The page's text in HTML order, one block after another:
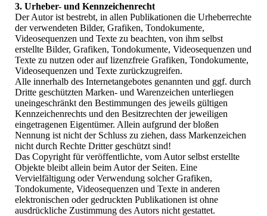
3. Urheber- und Kennzeichenrecht
Der Autor ist bestrebt, in allen Publikationen die Urheberrechte
der verwendeten Bilder, Grafiken, Tondokumente,
Videosequenzen und Texte zu beachten, von ihm selbst
erstellte Bilder, Grafiken, Tondokumente, Videosequenzen und
Texte zu nutzen oder auf lizenzfreie Grafiken, Tondokumente,
Videosequenzen und Texte zurückzugreifen.
Alle innerhalb des Internetangebotes genannten und ggf. durch
Dritte geschützten Marken- und Warenzeichen unterliegen
uneingeschränkt den Bestimmungen des jeweils gültigen
Kennzeichenrechts und den Besitzrechten der jeweiligen
eingetragenen Eigentümer. Allein aufgrund der bloßen
Nennung ist nicht der Schluss zu ziehen, dass Markenzeichen
nicht durch Rechte Dritter geschützt sind!
Das Copyright für veröffentlichte, vom Autor selbst erstellte
Objekte bleibt allein beim Autor der Seiten. Eine
Vervielfältigung oder Verwendung solcher Grafiken,
Tondokumente, Videosequenzen und Texte in anderen
elektronischen oder gedruckten Publikationen ist ohne
ausdrückliche Zustimmung des Autors nicht gestattet.